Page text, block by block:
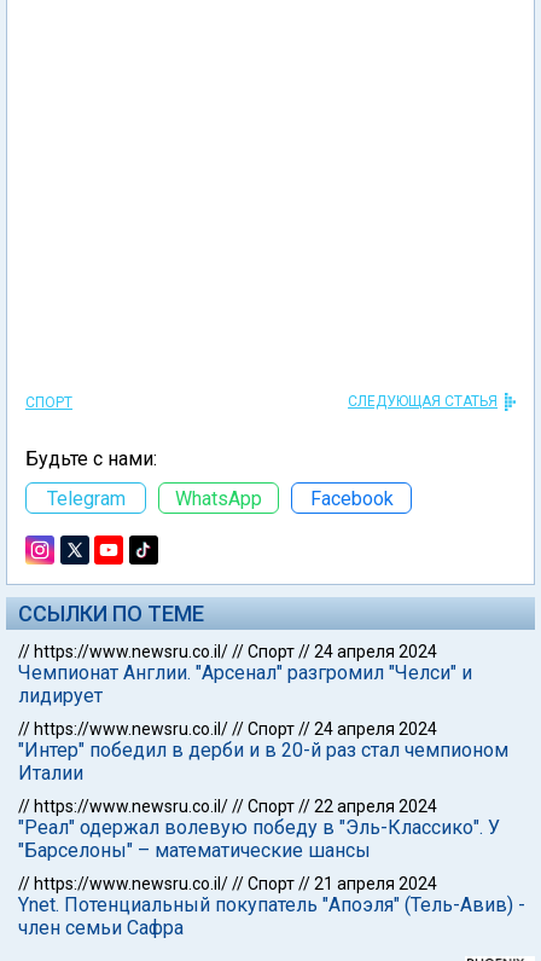
СПОРТ СЛЕДУЮЩАЯ СТАТЬЯ
Будьте с нами:
Telegram
WhatsApp Facebook
ССЫЛКИ ПО ТЕМЕ
// https://www.newsru.co.il///Спорт//24 апреля 2024
Чемпионат Англии. "Арсенал" разгромил "Челси" и
лидирует
// https://www.newsru.co.il///Спорт//24 апреля 2024
"Интер" победил в дерби и в 20-й раз стал чемпионом
Италии
// https://www.newsru.co.il///Спорт//22 апреля 2024
"Реал" одержал волевую победу в "Эль-Классико". У
"Барселоны" – математические шансы
// https://www.newsru.co.il///Спорт//21 апреля 2024
Ynet. Потенциальный покупатель "Апоэля" (Тель-Авив) -
член семьи Сафра